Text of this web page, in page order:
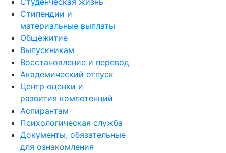
материальные выплаты
Общежитие
Выпускникам
Восстановление и перевод
Академический отпуск
Центр оценки и
развития компетенций
Аспирантам
Психологическая служба
Документы, обязательные
для ознакомления
Горячая линия Министерства науки и